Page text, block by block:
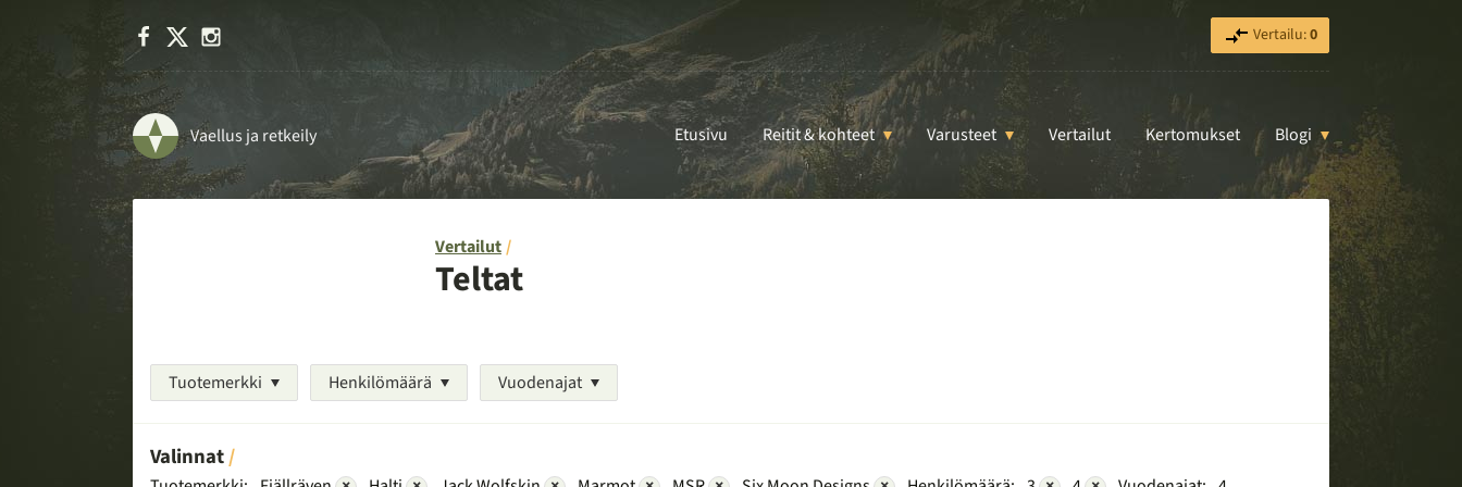
Facebook Vertailu:0
Vaellus ja retkeily Etusivu Reitit & kohteet Varusteet Vertailut Kertomukset Blogi
Vertailut
Teltat
Tuotemerkki Henkilömäärä Vuodenajat
Valinnat